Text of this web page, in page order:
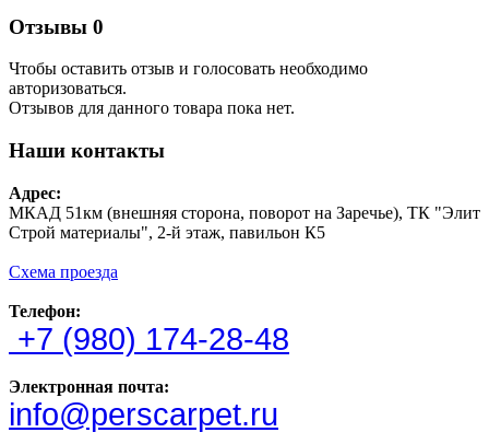
Отзывы 0
Чтобы оcтавить отзыв и голосовать необходимо
авторизоваться.
Отзывов для данного товара пока нет.
Наши контакты
Адрес:
МКАД 51км (внешняя сторона, поворот на Заречье), ТК "Элит
Строй материалы", 2-й этаж, павильон К5
Схема проезда
Телефон:
+7 (980) 174-28-48
Электронная почта:
info@perscarpet.ru